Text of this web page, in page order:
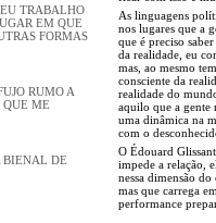
TRABALHO
EM QUE
FORMAS
RUMO A
QUE ME
BIENAL DE
As linguagens
nos lugares que a
que é preciso
da realidade, eu
mas, ao mesmo
consciente da
realidade do
aquilo que a gente
uma dinâmica na
com o
O Édouard
impede a relação,
nessa dimensão
mas que carrega
performance